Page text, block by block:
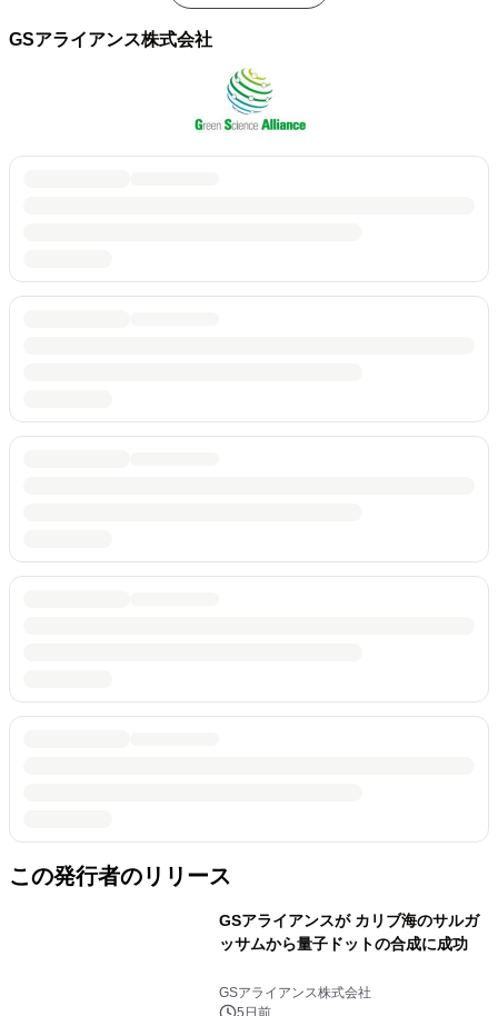
GSアライアンス株式会社
この発行者のリリース
GSアライアンスが カリブ海のサルガ
ッサムから量子ドットの合成に成功
GSアライアンス株式会社
5日前